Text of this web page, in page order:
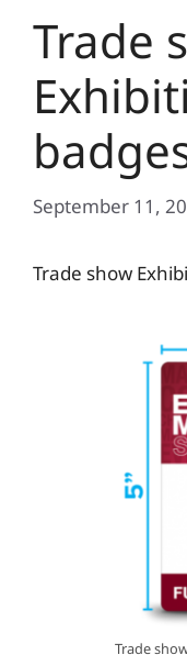
Trade
September 11,
Trade show
Trade